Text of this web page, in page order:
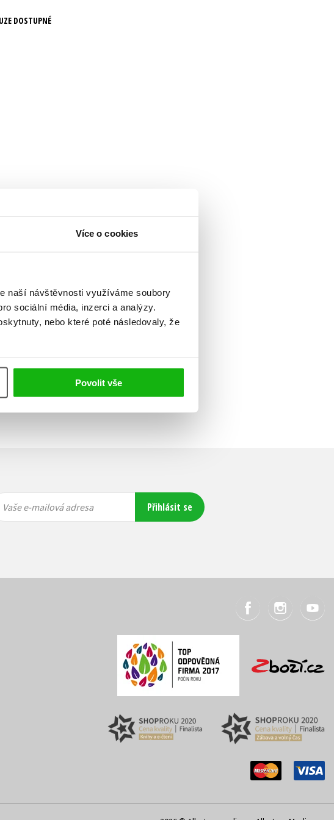
Více o cookies
naší návštěvnosti využíváme soubory
sociální média, inzerci a analýzy.
nebo které poté následovaly, že
Povolit vše
(SK)DOSTUPNÉ
Vaše e-
mailová
Vaše e-
mailová
Vaše e-mailová adresa Přihlásit se